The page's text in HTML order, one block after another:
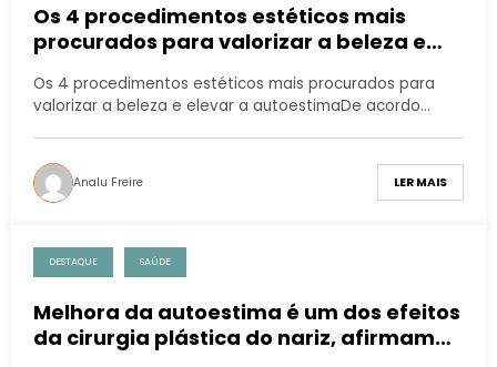
Os 4 procedimentos estéticos mais
procurados para valorizar a beleza e
Os 4 procedimentos estéticos mais procurados para
valorizar a beleza e elevar a autoestimaDe acordo…
Analu Freire LER MAIS
DESTAQUE SAÚDE
Melhora da autoestima é um dos efeitos
da cirurgia plástica do nariz, afirmam